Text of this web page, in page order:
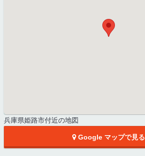
兵庫県姫路市付近の地図
Google マップで見る